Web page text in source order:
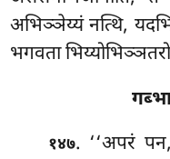
अभिञ्ञेय्यं नत्थि,
भगवता
१४७. ‘‘अपरं